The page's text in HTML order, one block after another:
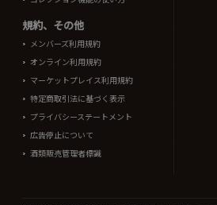
規約、その他
メンバーズ利用規約
オンライン利用規約
マーケットプレイス利用規約
特定商取引法に基づく表示
プライバシーステートメント
広告停止について
酒類販売管理者標識